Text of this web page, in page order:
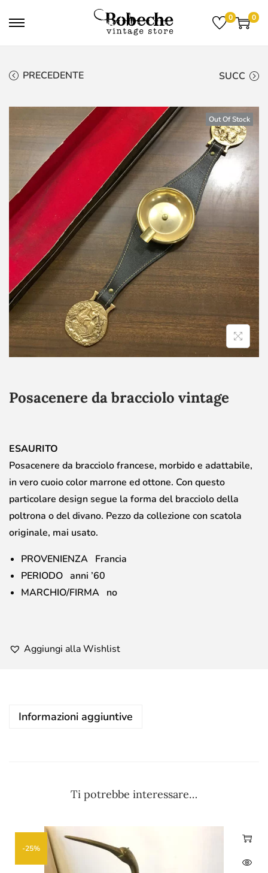
0 0
PRECEDENTE SUCC
Out Of Stock
Posacenere da bracciolo vintage
ESAURITO
Posacenere da bracciolo francese, morbido e adattabile,
in vero cuoio color marrone ed ottone. Con questo
particolare design segue la forma del bracciolo della
poltrona o del divano. Pezzo da collezione con scatola
originale, mai usato.
PROVENIENZA Francia
PERIODO anni ’60
MARCHIO/FIRMA no
Aggiungi alla Wishlist
Informazioni aggiuntive
Ti potrebbe interessare…
-25%